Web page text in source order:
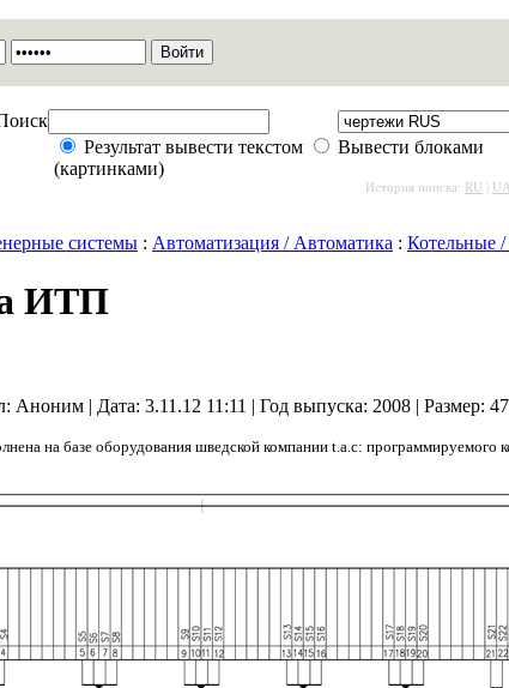
Результат вывести текстом
Вывести блоками
(картинками)
История поиска: RU UA
системы : Автоматизация / Автоматика : Котельные
ИТП
Аноним | Дата: 3.11.12 11:11 | Год выпуска: 2008 | Размер:
на базе оборудования шведской компании t.a.c: